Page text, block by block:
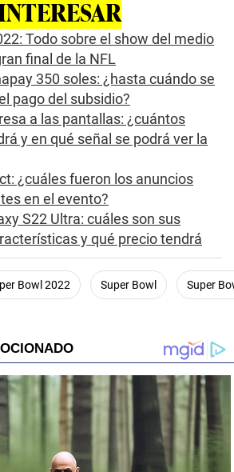
Todo sobre el show del medio
final de la NFL
350 soles: ¿hasta cuándo se
pago del subsidio?
a las pantallas: ¿cuántos
y en qué señal se podrá ver la
¿cuáles fueron los anuncios
en el evento?
S22 Ultra: cuáles son sus
y qué precio tendrá
Bowl 2022 Super Bowl Super